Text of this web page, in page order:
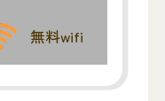
無料wifi